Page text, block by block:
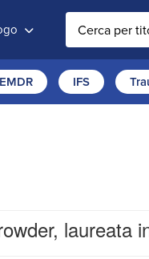
Cerca nel sito
EMDR IFS
laureata